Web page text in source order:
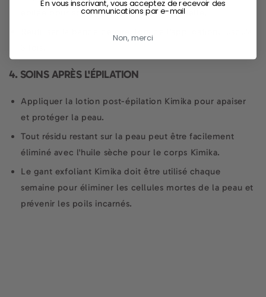
épilée pour soulager toute gêne éventuelle.
4. SOINS APRÈS L'ÉPILATION
Appliquer la lotion post-épilation Kimika pour apaiser
et protéger la peau.
Tout résidu restant sur la peau peut être facilement
éliminé avec l'huile sèche pour le corps Kimika.
Le gant exfoliant Kimika doit être utilisé chaque
semaine pour éliminer les cellules mortes de la peau et
prévenir les poils incarnés.
En vous inscrivant, vous acceptez de recevoir des
communications par e-mail
Non, merci